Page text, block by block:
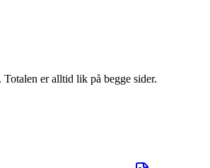
er alltid lik på begge sider.